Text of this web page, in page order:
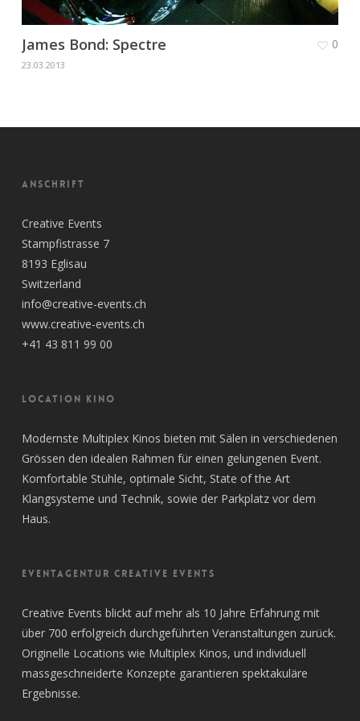
James Bond: Spectre
23.03.2013
0
ANSCHRIFT
Creative Events
Stampfistrasse 7
8193 Eglisau
Switzerland
info@creative-events.ch
www.creative-events.ch
+41 43 811 99 00
LOCATION KINO
Modernste Multiplex Kinos bieten mit Sälen in verschiedenen
Grössen den idealen Rahmen für einen gelungenen Event.
Komfortable Stühle, optimale Sicht, State of the Art
Klangsysteme und Technik, sowie der Parkplatz vor dem
Haus.
EVENTAGENTUR CREATIVE EVENTS
Creative Events blickt auf mehr als 10 Jahre Erfahrung mit
über 700 erfolgreich durchgeführten Veranstaltungen zurück.
Originelle Locations wie Multiplex Kinos, und individuell
massgeschneiderte Konzepte garantieren spektakuläre
Ergebnisse.